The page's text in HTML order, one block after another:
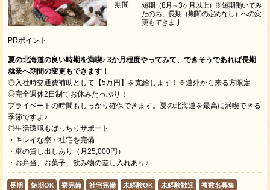
期間
短期（8月～3ヶ月以上）※短期働いてみ
たのち、長期（期間の定めなし）への変
更もできます
PRポイント
夏の北海道の良い時期を満喫♪ 3か月程度やってみて、できそうであれば長期
就業へ期間の変更もできます！
◎入社時交通費補助として【5万円】を支給します！※道外から来る方限定
◎完全週休2日制でお休みたっぷり！
プライベートの時間もしっかり確保できます。夏の北海道を最高に満喫できる
季節ですよ♪
◎生活環境もばっちりサポート
・キレイな寮・社宅を完備
・車の貸し出しあり（月25,000円）
・お弁当、お菓子、飲み物の差し入れあり♪
長期 短期OK 寮完備 社宅完備 未経験OK 未経験歓迎 複数名募集